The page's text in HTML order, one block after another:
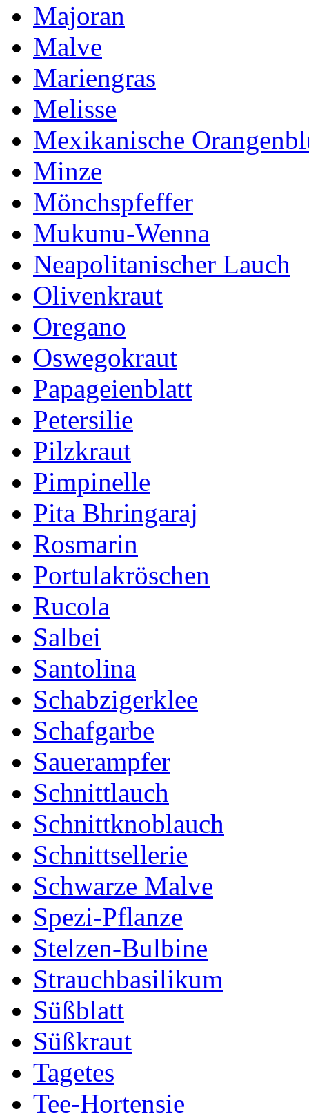
Majoran
Malve
Mariengras
Melisse
Mexikanische
Minze
Mönchspfeffer
Mukunu-Wenna
Neapolitanischer Lauch
Olivenkraut
Oregano
Oswegokraut
Papageienblatt
Petersilie
Pilzkraut
Pimpinelle
Pita Bhringaraj
Rosmarin
Portulakröschen
Rucola
Salbei
Santolina
Schabzigerklee
Schafgarbe
Sauerampfer
Schnittlauch
Schnittknoblauch
Schnittsellerie
Schwarze Malve
Spezi-Pflanze
Stelzen-Bulbine
Strauchbasilikum
Süßblatt
Süßkraut
Tagetes
Tee-Hortensie